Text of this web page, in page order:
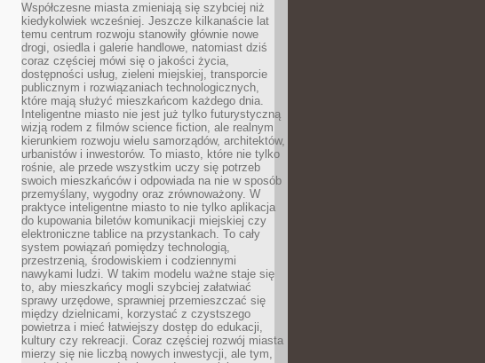
Współczesne miasta zmieniają się szybciej niż
kiedykolwiek wcześniej. Jeszcze kilkanaście lat
temu centrum rozwoju stanowiły głównie nowe
drogi, osiedla i galerie handlowe, natomiast dziś
coraz częściej mówi się o jakości życia,
dostępności usług, zieleni miejskiej, transporcie
publicznym i rozwiązaniach technologicznych,
które mają służyć mieszkańcom każdego dnia.
Inteligentne miasto nie jest już tylko futurystyczną
wizją rodem z filmów science fiction, ale realnym
kierunkiem rozwoju wielu samorządów, architektów,
urbanistów i inwestorów. To miasto, które nie tylko
rośnie, ale przede wszystkim uczy się potrzeb
swoich mieszkańców i odpowiada na nie w sposób
przemyślany, wygodny oraz zrównoważony. W
praktyce inteligentne miasto to nie tylko aplikacja
do kupowania biletów komunikacji miejskiej czy
elektroniczne tablice na przystankach. To cały
system powiązań pomiędzy technologią,
przestrzenią, środowiskiem i codziennymi
nawykami ludzi. W takim modelu ważne staje się
to, aby mieszkańcy mogli szybciej załatwiać
sprawy urzędowe, sprawniej przemieszczać się
między dzielnicami, korzystać z czystszego
powietrza i mieć łatwiejszy dostęp do edukacji,
kultury czy rekreacji. Coraz częściej rozwój miasta
mierzy się nie liczbą nowych inwestycji, ale tym,